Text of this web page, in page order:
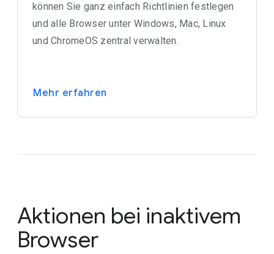
können Sie ganz einfach Richtlinien festlegen
und alle Browser unter Windows, Mac, Linux
und ChromeOS zentral verwalten.
Mehr erfahren
Aktionen bei inaktivem
Browser